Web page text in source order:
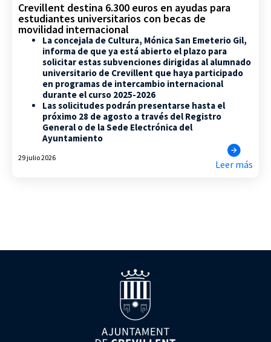
Crevillent destina 6.300 euros en ayudas para
estudiantes universitarios con becas de
movilidad internacional
La concejala de Cultura, Mónica San Emeterio Gil,
informa de que ya está abierto el plazo para
solicitar estas subvenciones dirigidas al alumnado
universitario de Crevillent que haya participado
en programas de intercambio internacional
durante el curso 2025-2026
Las solicitudes podrán presentarse hasta el
próximo 28 de agosto a través del Registro
General o de la Sede Electrónica del
Ayuntamiento
29 julio 2026
Leer más